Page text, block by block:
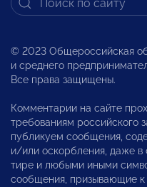
© 2023 Общероссийская
и среднего
Все права защищены.
Комментарии на сайте
требованиям российского
публикуем сообщения,
и/или оскорбления, даже в
тире и любыми иными
сообщения, призывающие